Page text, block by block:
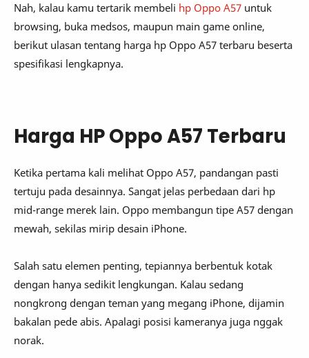
Nah, kalau kamu tertarik membeli hp Oppo A57 untuk
browsing, buka medsos, maupun main game online,
berikut ulasan tentang harga hp Oppo A57 terbaru beserta
spesifikasi lengkapnya.
Harga HP Oppo A57 Terbaru
Ketika pertama kali melihat Oppo A57, pandangan pasti
tertuju pada desainnya. Sangat jelas perbedaan dari hp
mid-range merek lain. Oppo membangun tipe A57 dengan
mewah, sekilas mirip desain iPhone.
Salah satu elemen penting, tepiannya berbentuk kotak
dengan hanya sedikit lengkungan. Kalau sedang
nongkrong dengan teman yang megang iPhone, dijamin
bakalan pede abis. Apalagi posisi kameranya juga nggak
norak.